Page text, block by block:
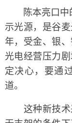
陈本亮口中
示光源，是谷
年，受金、银
光电经营压力
定决心，要通
道。
这种新技术采